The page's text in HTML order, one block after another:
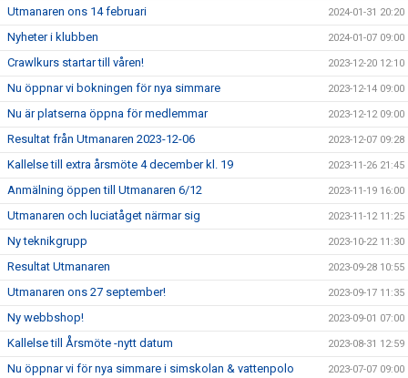
Utmanaren ons 14 februari 2024-01-31 20:20
Nyheter i klubben 2024-01-07 09:00
Crawlkurs startar till våren! 2023-12-20 12:10
Nu öppnar vi bokningen för nya simmare 2023-12-14 09:00
Nu är platserna öppna för medlemmar 2023-12-12 09:00
Resultat från Utmanaren 2023-12-06 2023-12-07 09:28
Kallelse till extra årsmöte 4 december kl. 19 2023-11-26 21:45
Anmälning öppen till Utmanaren 6/12 2023-11-19 16:00
Utmanaren och luciatåget närmar sig 2023-11-12 11:25
Ny teknikgrupp 2023-10-22 11:30
Resultat Utmanaren 2023-09-28 10:55
Utmanaren ons 27 september! 2023-09-17 11:35
Ny webbshop! 2023-09-01 07:00
Kallelse till Årsmöte -nytt datum 2023-08-31 12:59
Nu öppnar vi för nya simmare i simskolan & vattenpolo 2023-07-07 09:00